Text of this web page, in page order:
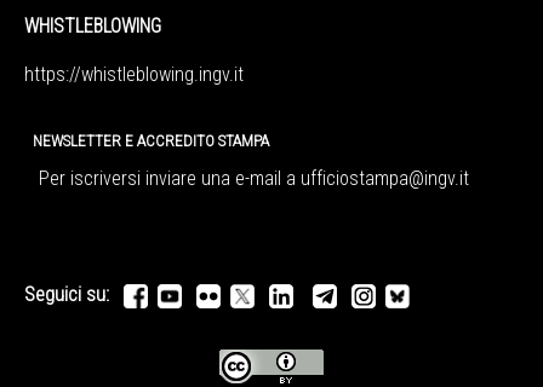
WHISTLEBLOWING
https://whistleblowing.ingv.it
NEWSLETTER E ACCREDITO STAMPA
Per iscriversi inviare una e-mail a ufficiostampa@ingv.it
Seguici su: